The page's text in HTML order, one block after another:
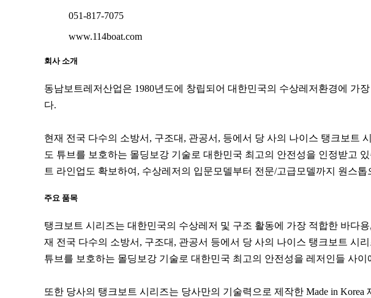
051-817-7075
www.114boat.com
회사 소개
동남보트레저산업은 1980년도에 창립되어 대한민국의 수상레저환경에 가
다.
현재 전국 다수의 소방서, 구조대, 관공서, 등에서 당 사의 나이스 탱크보트
도 튜브를 보호하는 몰딩보강 기술로 대한민국 최고의 안전성을 인정받고
트 라인업도 확보하여, 수상레저의 입문모델부터 전문/고급모델까지 원스
주요 품목
탱크보트 시리즈는 대한민국의 수상레저 및 구조 활동에 가장 적합한 바다
재 전국 다수의 소방서, 구조대, 관공서 등에서 당 사의 나이스 탱크보트 시
튜브를 보호하는 몰딩보강 기술로 대한민국 최고의 안전성을 레저인들 사
또한 당사의 탱크보트 시리즈는 당사만의 기술력으로 제작한 Made in